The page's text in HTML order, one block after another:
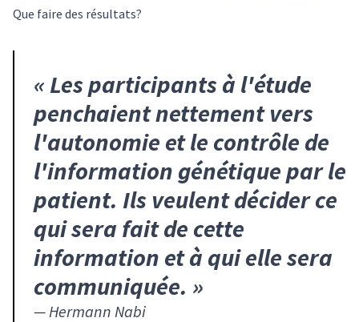
Que faire des résultats?
« Les participants à l'étude
penchaient nettement vers
l'autonomie et le contrôle de
l'information génétique par le
patient. Ils veulent décider ce
qui sera fait de cette
information et à qui elle sera
communiquée. »
— Hermann Nabi